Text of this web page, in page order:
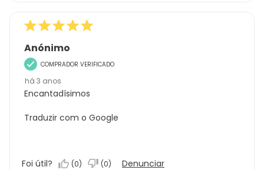
Anónimo
COMPRADOR VERIFICADO
há 3 anos
Encantadísimos
Traduzir com o Google
Foi útil? (0) (0) Denunciar